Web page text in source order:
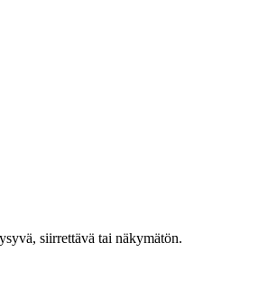
siirrettävä tai näkymätön.